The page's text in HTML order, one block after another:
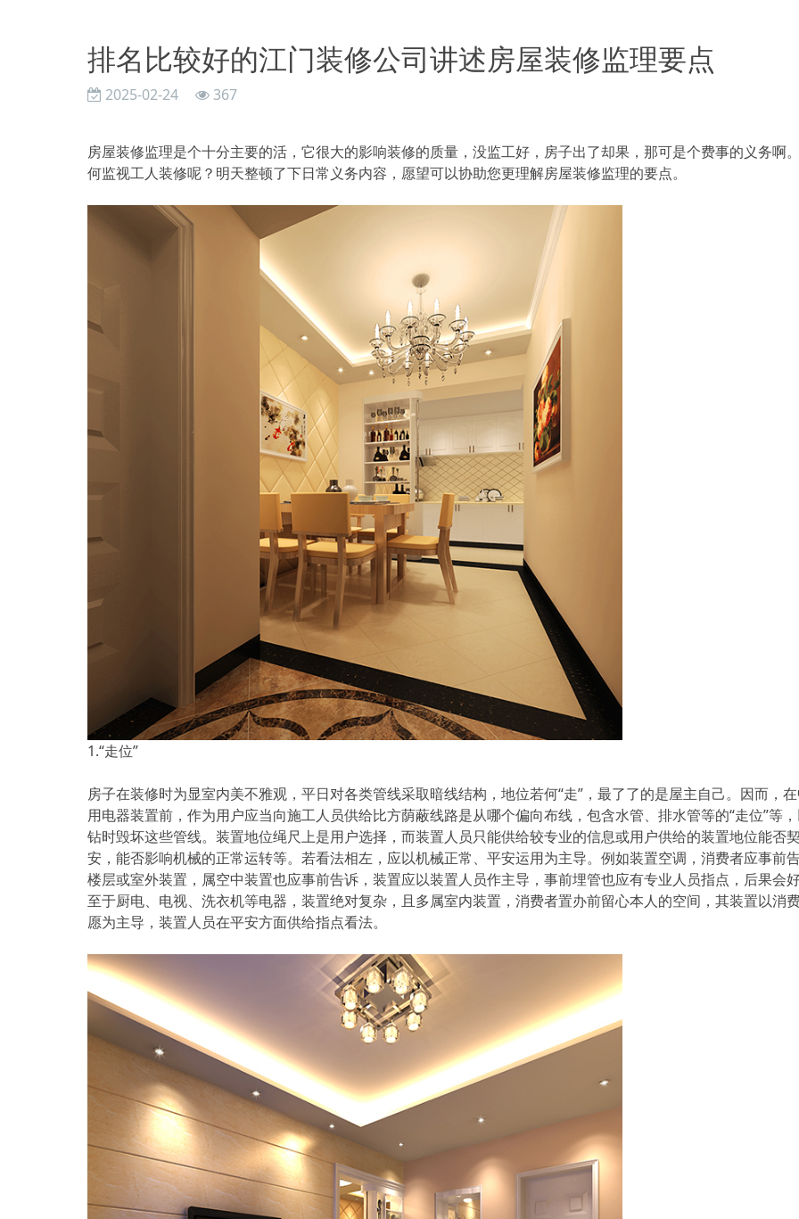
排名比较好的江门装修公司讲述房屋装修监理要点
2025-02-24 367
房屋装修监理是个十分主要的活，它很大的影响装修的质量，没监工好，房子出了却果，那可是个费事的义务啊
何监视工人装修呢？明天整顿了下日常义务内容，愿望可以协助您更理解房屋装修监理的要点。
1.“走位”
房子在装修时为显室内美不雅观，平日对各类管线采取暗线结构，地位若何“走”，最了了的是屋主自己。因而，
用电器装置前，作为用户应当向施工人员供给比方荫蔽线路是从哪个偏向布线，包含水管、排水管等的“走位”等
钻时毁坏这些管线。装置地位绳尺上是用户选择，而装置人员只能供给较专业的信息或用户供给的装置地位能否
安，能否影响机械的正常运转等。若看法相左，应以机械正常、平安运用为主导。例如装置空调，消费者应事前
楼层或室外装置，属空中装置也应事前告诉，装置应以装置人员作主导，事前埋管也应有专业人员指点，后果会
至于厨电、电视、洗衣机等电器，装置绝对复杂，且多属室内装置，消费者置办前留心本人的空间，其装置以消
愿为主导，装置人员在平安方面供给指点看法。